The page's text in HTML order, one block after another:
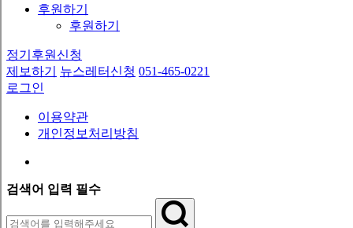
후원하기
후원하기
정기후원신청
제보하기
뉴스레터신청 051-465-0221
로그인
이용약관
개인정보처리방침
검색어 입력 필수